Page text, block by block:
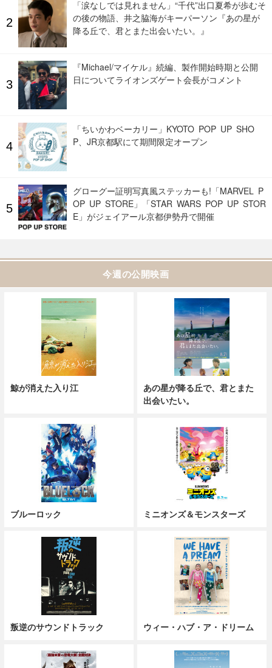
「涙なしでは見れません」“千代”出口夏希が歩むそ
の後の物語、井之脇海がキーパーソン『あの星が
降る丘で、君とまた出会いたい。』
『Michael/マイケル』続編、製作開始時期と公開
日についてライオンズゲート会長がコメント
「ちいかわベーカリー」KYOTO POP UP SHO
P、JR京都駅にて期間限定オープン
グローグー証明写真風ステッカーも!「MARVEL P
OP UP STORE」「STAR WARS POP UP STOR
E」がジェイアール京都伊勢丹で開催
今週の公開映画
鯨が消えた入り江
あの星が降る丘で、君とまた
出会いたい。
ブルーロック ミニオンズ＆モンスターズ
叛逆のサウンドトラック ウィー・ハブ・ア・ドリーム